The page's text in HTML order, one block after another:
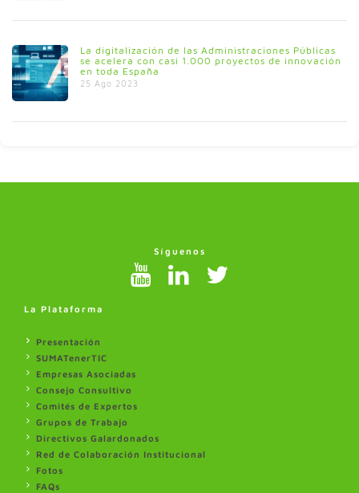
La digitalización de las Administraciones Públicas
se acelera con casi 1.000 proyectos de innovación
en toda España
25 Ago 2023
Síguenos
La Plataforma
Presentación
SUMATenerTIC
Empresas Asociadas
Consejo Consultivo
Comités de Expertos
Grupos de Trabajo
Directivos Galardonados
Red de Colaboración Institucional
Fotos
FAQs